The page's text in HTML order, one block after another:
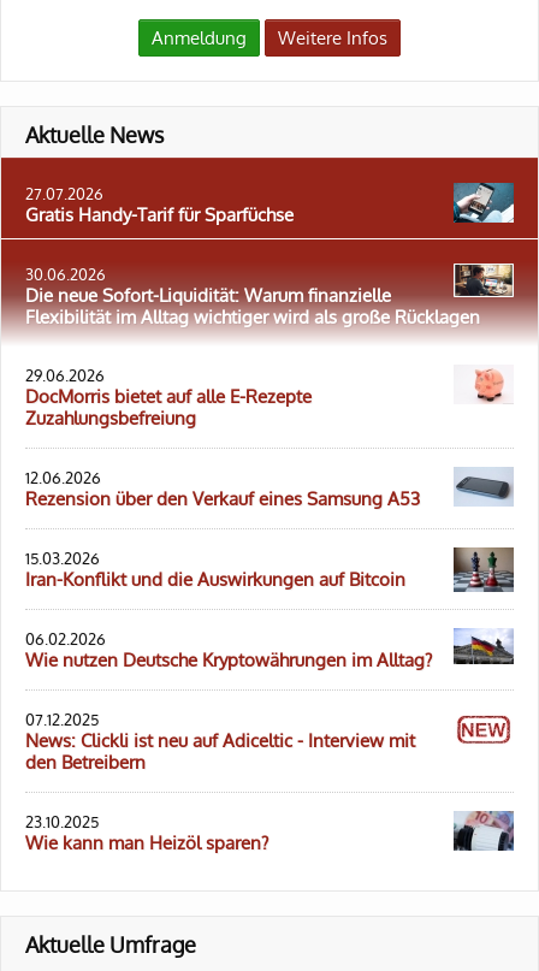
Anmeldung Weitere Infos
Aktuelle News
27.07.2026
Gratis Handy-Tarif für Sparfüchse
30.06.2026
Die neue Sofort-Liquidität: Warum finanzielle
Flexibilität im Alltag wichtiger wird als große Rücklagen
29.06.2026
DocMorris bietet auf alle E-Rezepte
Zuzahlungsbefreiung
12.06.2026
Rezension über den Verkauf eines Samsung A53
15.03.2026
Iran-Konflikt und die Auswirkungen auf Bitcoin
06.02.2026
Wie nutzen Deutsche Kryptowährungen im Alltag?
07.12.2025
News: Clickli ist neu auf Adiceltic - Interview mit
den Betreibern
23.10.2025
Wie kann man Heizöl sparen?
Aktuelle Umfrage